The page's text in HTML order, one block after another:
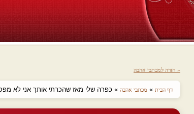
« חזרה למכתבי אהבה
דף הבית » מכתבי אהבה » כפרה שלי מאז שהכרתי אותך אני לא